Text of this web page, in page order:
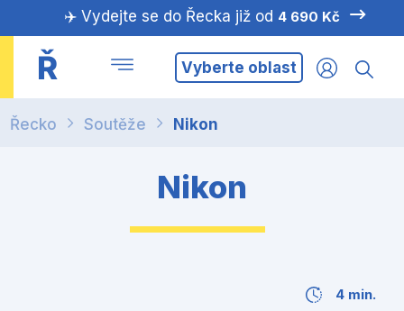
✈️ Vydejte se do Řecka již od 4 690 Kč
Ř Vyberte oblast
Řecko Soutěže Nikon
Nikon
4 min.